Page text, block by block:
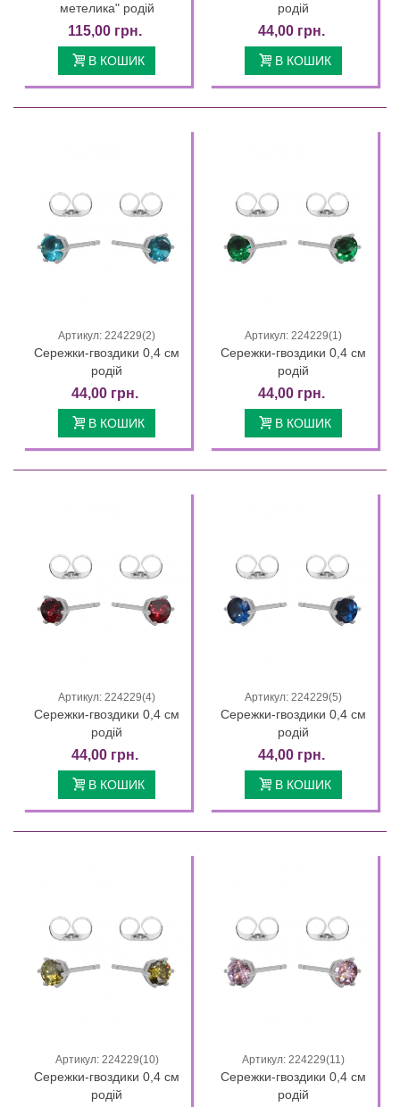
метелика" родій
115,00 грн.
В КОШИК
родій
44,00 грн.
В КОШИК
Артикул: 224229(2)
Сережки-гвоздики 0,4 см
родій
44,00 грн.
В КОШИК
Артикул: 224229(1)
Сережки-гвоздики 0,4 см
родій
44,00 грн.
В КОШИК
Артикул: 224229(4)
Сережки-гвоздики 0,4 см
родій
44,00 грн.
В КОШИК
Артикул: 224229(5)
Сережки-гвоздики 0,4 см
родій
44,00 грн.
В КОШИК
Артикул: 224229(10)
Сережки-гвоздики 0,4 см
родій
Артикул: 224229(11)
Сережки-гвоздики 0,4 см
родій